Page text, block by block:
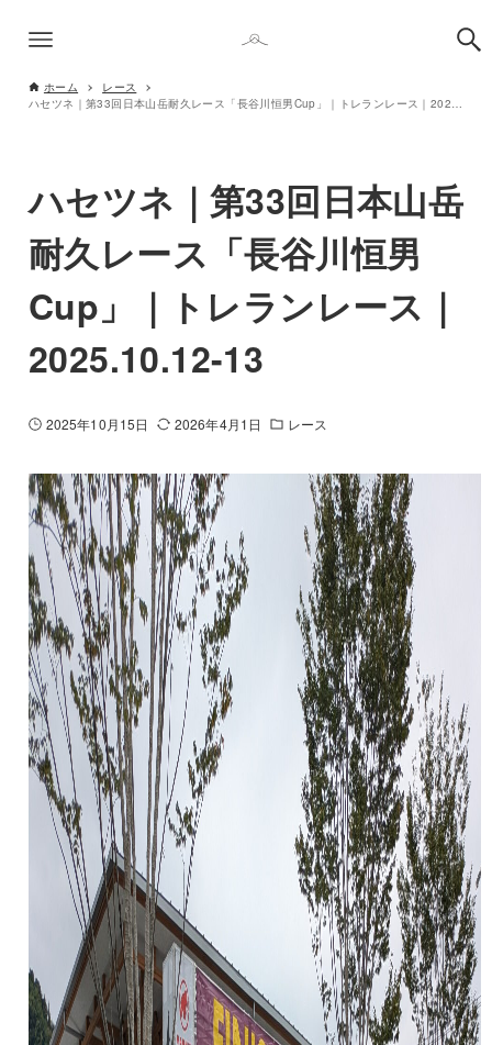
ホーム
レース
ハセツネ｜第33回日本山岳耐久レース「長谷川恒男Cup」｜トレランレース｜2025.10.12-13
ハセツネ｜第33回日本山岳
耐久レース「長谷川恒男
Cup」｜トレランレース｜
2025.10.12-13
2025年10月15日 2026年4月1日 レース